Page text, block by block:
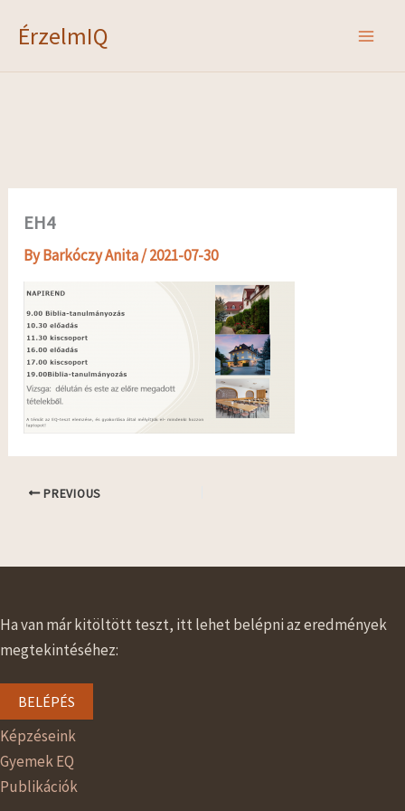
ÉrzelmIQ
EH4
ByBarkóczy Anita/2021-07-30
PREVIOUS
Ha van már kitöltött teszt, itt lehet belépni az eredmények
megtekintéséhez:
BELÉPÉS
Képzéseink
Gyemek EQ
Publikációk